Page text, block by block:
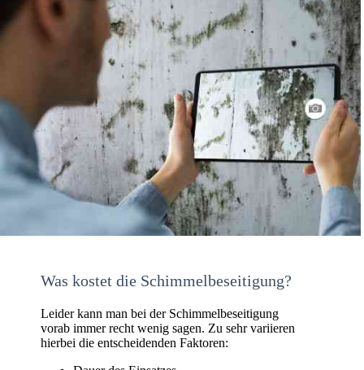
Was kostet die Schimmelbeseitigung?
Leider kann man bei der Schimmelbeseitigung
vorab immer recht wenig sagen. Zu sehr variieren
hierbei die entscheidenden Faktoren: